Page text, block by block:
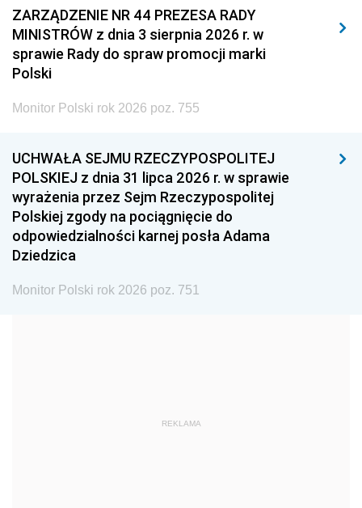
2011 2010 2009
2008 2007 2006
2005
1996 1995 1994
1993 1992 1991
1990 1989
1987 1986 1985
1968
ZARZĄDZENIE NR 44 PREZESA RADY
MINISTRÓW z dnia 3 sierpnia 2026 r. w
sprawie Rady do spraw promocji marki
Polski
Monitor Polski rok 2026 poz. 755
UCHWAŁA SEJMU RZECZYPOSPOLITEJ
POLSKIEJ z dnia 31 lipca 2026 r. w sprawie
wyrażenia przez Sejm Rzeczypospolitej
Polskiej zgody na pociągnięcie do
odpowiedzialności karnej posła Adama
Dziedzica
Monitor Polski rok 2026 poz. 751
REKLAMA